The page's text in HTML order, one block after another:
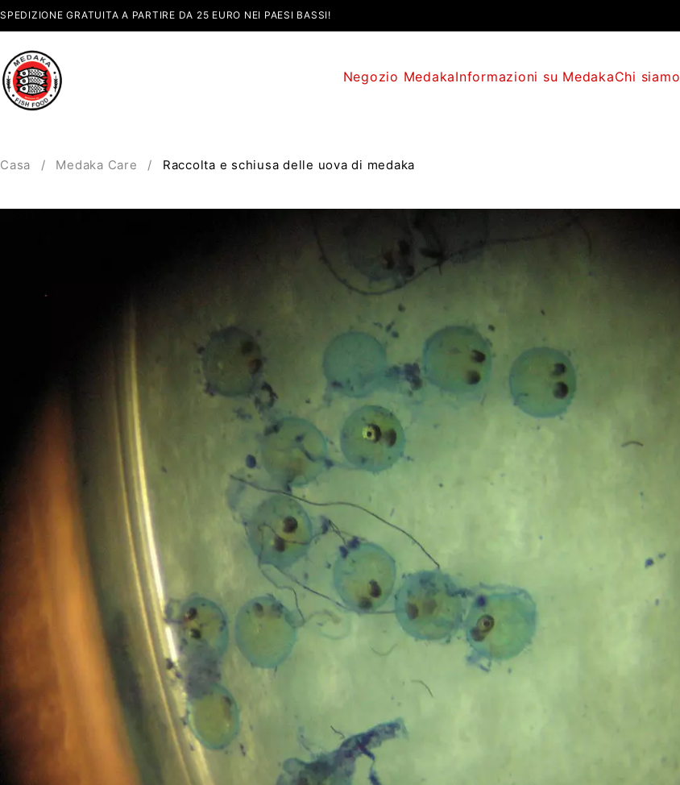
SPEDIZIONE GRATUITA A PARTIRE DA 25 EURO NEI PAESI BASSI!
Negozio MedakaInformazioni su MedakaChi siamo
Casa / Medaka Care / Raccolta e schiusa delle uova di medaka